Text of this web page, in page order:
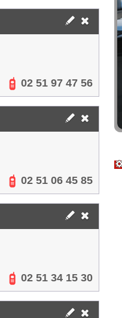
02 51 97 47 56
02 51 06 45 85
02 51 34 15 30